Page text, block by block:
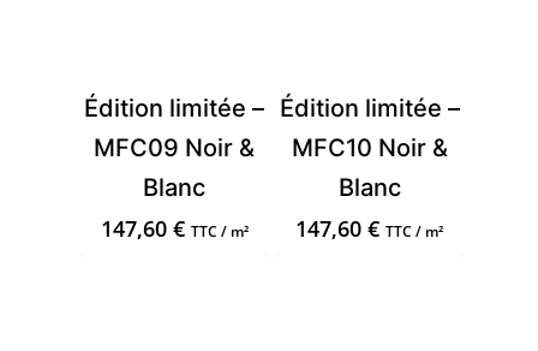
Édition limitée –
MFC09 Noir &
Blanc
147,60 € TTC / m²
Édition limitée –
MFC10 Noir &
Blanc
147,60€ TTC / m²